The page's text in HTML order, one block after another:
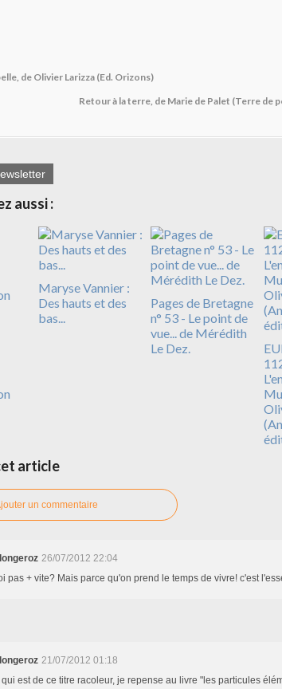
de Olivier Larizza (Ed. Orizons)
Retour à la terre, de Marie de Palet (Terre de
aussi :
Maryse Vannier :
Des hauts et des
bas...
Pages de Bretagne
n° 53 - Le point de
vue... de Mérédith
Le Dez.
article
un commentaire
26/07/2012 22:04
pas + vite? Mais parce qu'on prend le temps de vivre! c'est
21/07/2012 01:18
qui est de ce titre racoleur, je repense au livre "les particules